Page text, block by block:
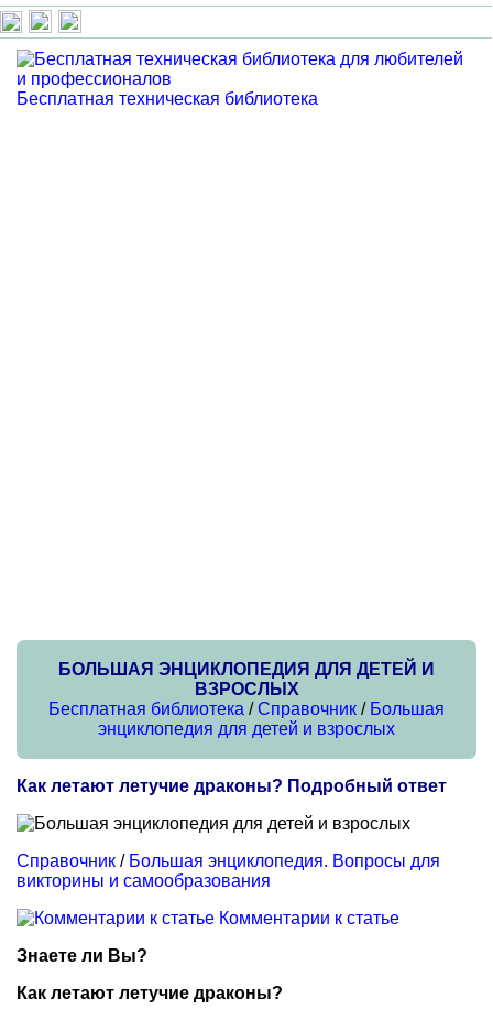
Бесплатная техническая библиотека
БОЛЬШАЯ ЭНЦИКЛОПЕДИЯ ДЛЯ ДЕТЕЙ И
ВЗРОСЛЫХ
Бесплатная библиотека /Справочник / Большая
энциклопедия для детей и взрослых
Как летают летучие драконы? Подробный ответ
Справочник / Большая энциклопедия. Вопросы для
викторины и самообразования
Комментарии к статье
Знаете ли Вы?
Как летают летучие драконы?